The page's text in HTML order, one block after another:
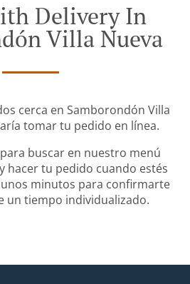
Delivery In
Villa Nueva
cerca en Samborondón Villa
tomar tu pedido en línea.
buscar en nuestro menú
hacer tu pedido cuando estés
minutos para confirmarte
un tiempo individualizado.